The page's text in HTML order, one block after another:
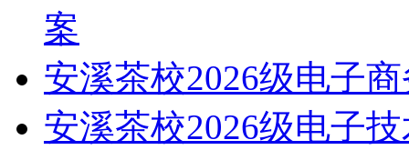
案
安溪茶校2026级电子
安溪茶校2026级电子